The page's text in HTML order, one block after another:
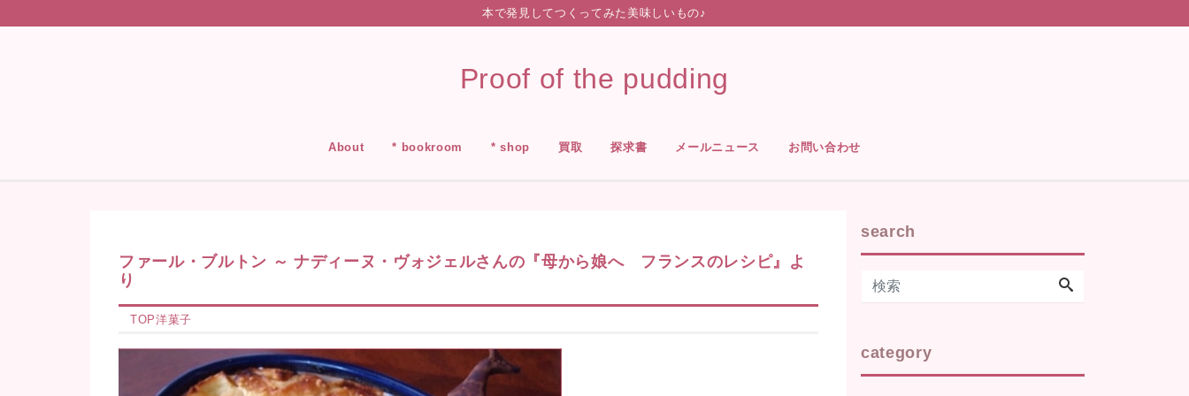
本で発見してつくってみた美味しいもの♪
Proof of the pudding
About * bookroom * shop 買取 探求書 メールニュース お問い合わせ
ファール・ブルトン ～ ナディーヌ・ヴォジェルさんの『母から娘へ フランスのレシピ』よ
り
TOP洋菓子
search
category